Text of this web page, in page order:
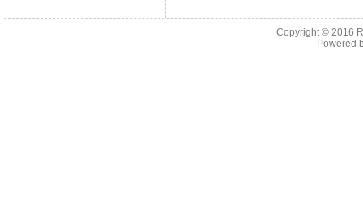
Copyright © 2016
Powered